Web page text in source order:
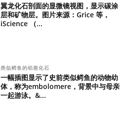
翼龙化石剖面的显微镜视图，显示碳涂
层和矿物层。图片来源：Grice 等，
iScience （...
类似鳄鱼的幼崽化石
一幅插图显示了史前类似鳄鱼的动物幼
体，称为embolomere，背景中与母亲
一起游泳。&...